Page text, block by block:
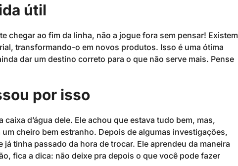
útil
chegar ao fim da linha, não a jogue fora sem pensar! Existem
transformando-o em novos produtos. Isso é uma ótima
dar um destino correto para o que não serve mais. Pense
por isso
d’água dele. Ele achou que estava tudo bem, mas,
cheiro bem estranho. Depois de algumas investigações,
tinha passado da hora de trocar. Ele aprendeu da maneira
fica a dica: não deixe pra depois o que você pode fazer